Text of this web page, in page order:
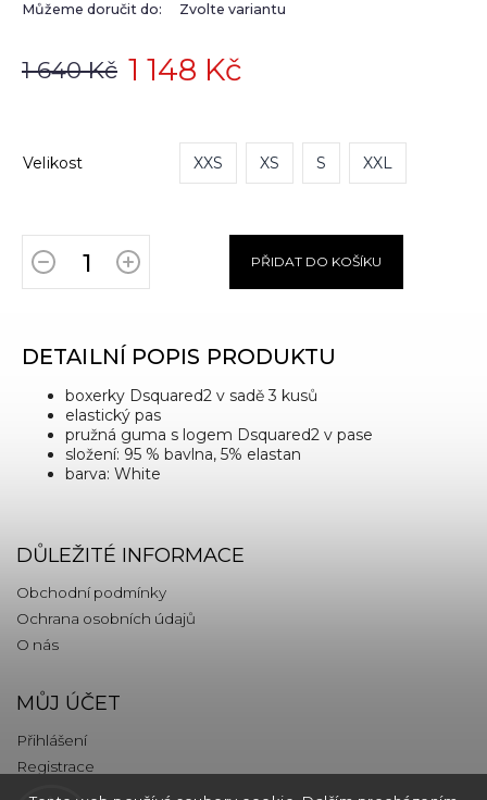
Velikost XXS XS S XXL
1 640 Kč 1 148 Kč
Můžeme doručit do: Zvolte variantu
PŘIDAT DO KOŠÍKU
DETAILNÍ POPIS PRODUKTU
boxerky Dsquared2 v sadě 3 kusů
elastický pas
pružná guma s logem Dsquared2 v pase
složení: 95 % bavlna, 5% elastan
barva: White
DŮLEŽITÉ INFORMACE
Obchodní podmínky
Ochrana osobních údajů
O nás
MŮJ ÚČET
Přihlášení
Registrace